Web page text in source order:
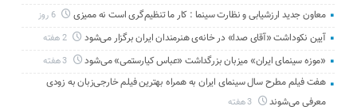
معاون جدید ارزشیابی و نظارت سینما : کار ما تنظیم‌گری است نه ممیزی 6 روز
آیین نکوداشت «آقای صدا» در خانه‌ی هنرمندان ایران برگزار می‌شود 2 هفته
«موزه سینمای ایران» میزبان بزرگداشت «عباس کیارستمی» می‌شود 3 هفته
هفت فیلم مطرح سال سینمای ایران به همراه بهترین فیلم خارجی‌زبان به زودی
معرفی می‌شوند
3 هفته